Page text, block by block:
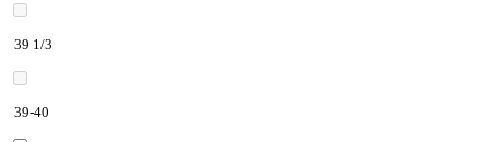
39 1/3
39-40